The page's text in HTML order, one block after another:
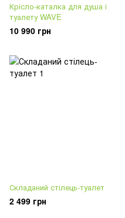
Крісло-каталка для душа і
туалету WAVE
10 990 грн
Складаний стілець-туалет
2 499 грн